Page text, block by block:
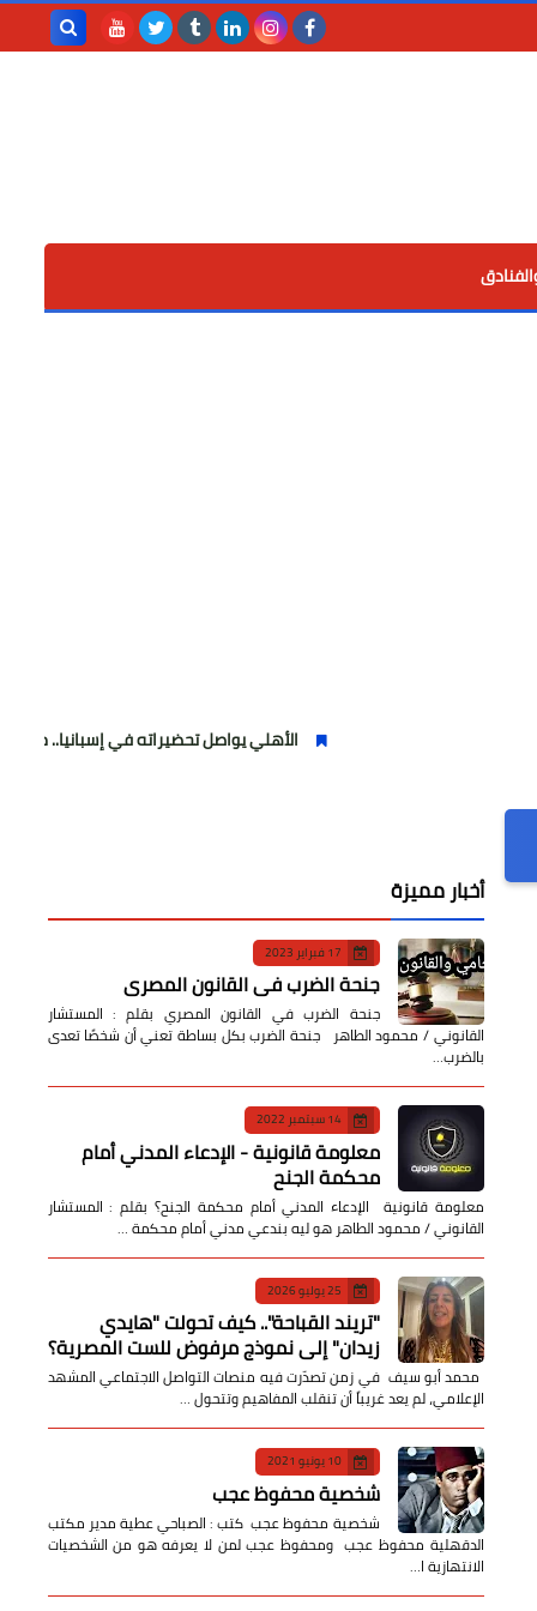
الأهلي يواصل تحضيراته في إسبانيا.. مران صباحي
أخبار مميزة
17 فبراير 2023
جنحة الضرب في القانون المصري
جنحة الضرب في القانون المصري بقلم : المستشار
القانوني / محمود الطاهر جنحة الضرب بكل بساطة تعني أن شخصًا تعدى
بالضرب…
14 سبتمبر 2022
معلومة قانونية - الإدعاء المدني أمام
محكمة الجنح
معلومة قانونية الإدعاء المدني أمام محكمة الجنح؟ بقلم : المستشار
القانوني / محمود الطاهر هو ليه بندعي مدني أمام محكمة …
25 يوليو 2026
​"تريند القباحة".. كيف تحولت "هايدي
زيدان" إلى نموذج مرفوض للست المصرية؟
​ محمد أبو سيف ​في زمن تصدّرت فيه منصات التواصل الاجتماعي المشهد
الإعلامي، لم يعد غريباً أن تنقلب المفاهيم وتتحول …
10 يونيو 2021
شخصية محفوظ عجب
شخصية محفوظ عجب كتب : الصباحي عطية مدير مكتب
الدقهلية محفوظ عجب ومحفوظ عجب لمن لا يعرفه هو من الشخصيات
الانتهازية ا…